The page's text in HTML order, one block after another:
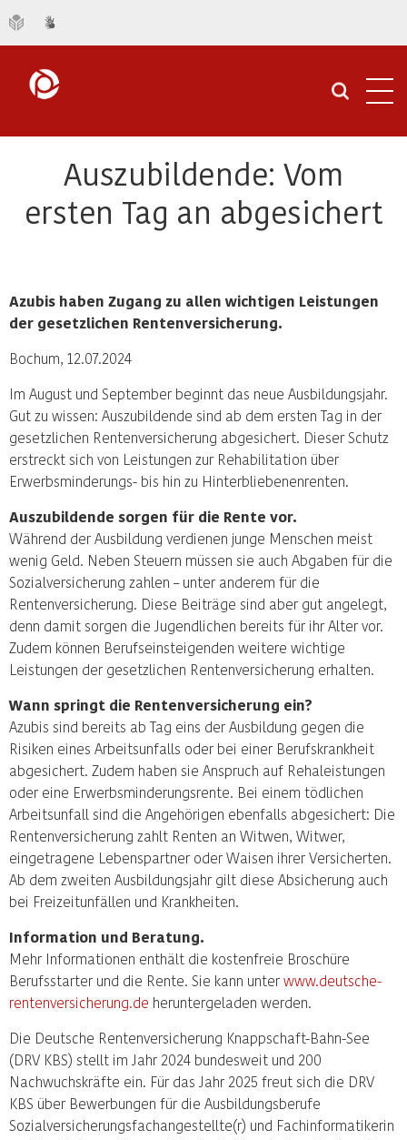
Auszubildende: Vom
ersten Tag an abgesichert
Azubis haben Zugang zu allen wichtigen Leistungen
der gesetzlichen Rentenversicherung.
Bochum, 12.07.2024
Im August und September beginnt das neue Ausbildungsjahr.
Gut zu wissen: Auszubildende sind ab dem ersten Tag in der
gesetzlichen Rentenversicherung abgesichert. Dieser Schutz
erstreckt sich von Leistungen zur Rehabilitation über
Erwerbsminderungs- bis hin zu Hinterbliebenenrenten.
Auszubildende sorgen für die Rente vor.
Während der Ausbildung verdienen junge Menschen meist
wenig Geld. Neben Steuern müssen sie auch Abgaben für die
Sozialversicherung zahlen – unter anderem für die
Rentenversicherung. Diese Beiträge sind aber gut angelegt,
denn damit sorgen die Jugendlichen bereits für ihr Alter vor.
Zudem können Berufseinsteigenden weitere wichtige
Leistungen der gesetzlichen Rentenversicherung erhalten.
Wann springt die Rentenversicherung ein?
Azubis sind bereits ab Tag eins der Ausbildung gegen die
Risiken eines Arbeitsunfalls oder bei einer Berufskrankheit
abgesichert. Zudem haben sie Anspruch auf Rehaleistungen
oder eine Erwerbsminderungsrente. Bei einem tödlichen
Arbeitsunfall sind die Angehörigen ebenfalls abgesichert: Die
Rentenversicherung zahlt Renten an Witwen, Witwer,
eingetragene Lebenspartner oder Waisen ihrer Versicherten.
Ab dem zweiten Ausbildungsjahr gilt diese Absicherung auch
bei Freizeitunfällen und Krankheiten.
Information und Beratung.
Mehr Informationen enthält die kostenfreie Broschüre
Berufsstarter und die Rente. Sie kann unter www.deutsche-
rentenversicherung.de heruntergeladen werden.
Die Deutsche Rentenversicherung Knappschaft-Bahn-See
(DRV KBS) stellt im Jahr 2024 bundesweit und 200
Nachwuchskräfte ein. Für das Jahr 2025 freut sich die DRV
KBS über Bewerbungen für die Ausbildungsberufe
Sozialversicherungsfachangestellte(r) und Fachinformatikerin